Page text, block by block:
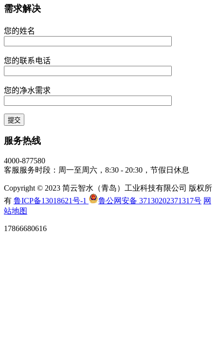
需求解决
您的姓名
您的联系电话
您的净水需求
服务热线
4000-877580
客服服务时段：周一至周六，8:30 - 20:30，节假日休息
Copyright © 2023 简云智水（青岛）工业科技有限公司 版权所
有 鲁ICP备13018621号-1 鲁公网安备 37130202371317号 网
站地图
17866680616